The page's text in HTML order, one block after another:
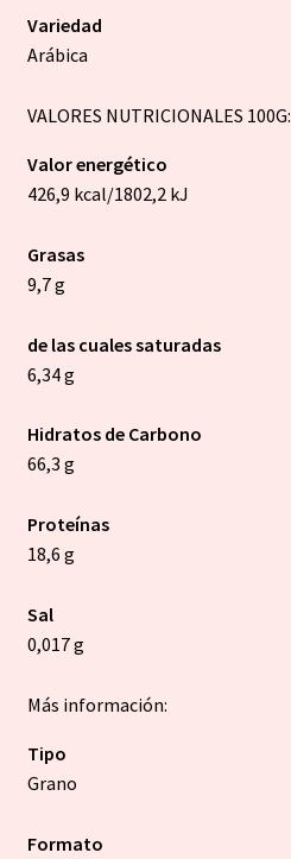
Variedad
Arábica
VALORES NUTRICIONALES 100G:
Valor energético
426,9 kcal/1802,2 kJ
Grasas
9,7 g
de las cuales saturadas
6,34 g
Hidratos de Carbono
66,3 g
Proteínas
18,6 g
Sal
0,017 g
Más información:
Tipo
Grano
Formato